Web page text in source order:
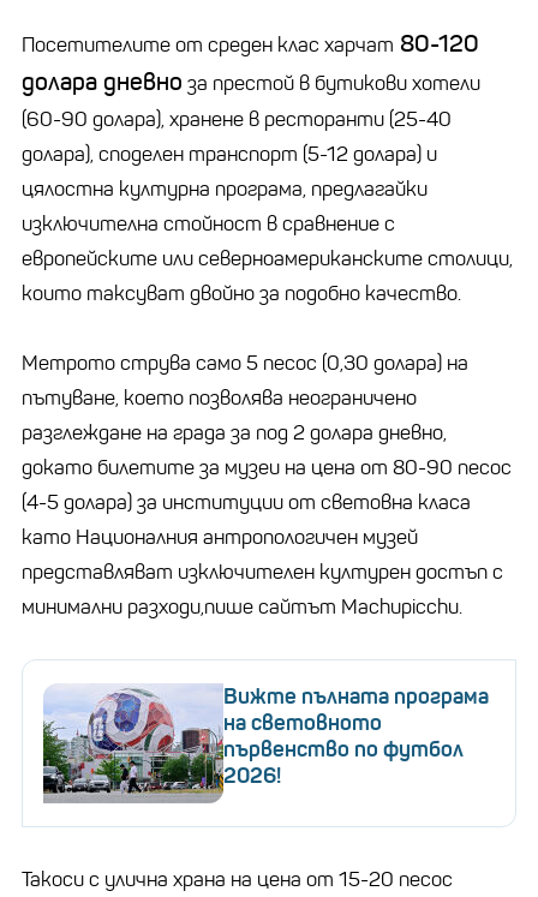
Посетителите от среден клас харчат 80-120
долара дневно за престой в бутикови хотели
(60-90 долара), хранене в ресторанти (25-40
долара), споделен транспорт (5-12 долара) и
цялостна културна програма, предлагайки
изключителна стойност в сравнение с
европейските или северноамериканските столици,
които таксуват двойно за подобно качество.
Метрото струва само 5 песос (0,30 долара) на
пътуване, което позволява неограничено
разглеждане на града за под 2 долара дневно,
докато билетите за музеи на цена от 80-90 песос
(4-5 долара) за институции от световна класа
като Националния антропологичен музей
представляват изключителен културен достъп с
минимални разходи,пише сайтът Machupicchu.
Вижте пълната програма
на световното
първенство по футбол
2026!
Такоси с улична храна на цена от 15-20 песос